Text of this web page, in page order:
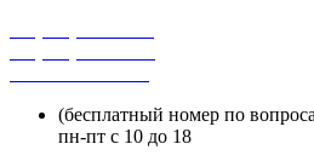
(бесплатный номер по
пн-пт с 10 до 18